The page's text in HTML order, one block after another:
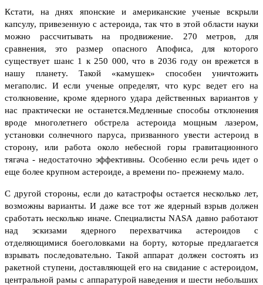
Кстати, на днях японские и американские ученые вскрыли
капсулу, привезенную с астероида, так что в этой области науки
можно рассчитывать на продвижение.
270 метров, для
сравнения, это размер опасного Апофиса, для которого
существует шанс 1 к 250 000, что в 2036 году он врежется в
нашу планету. Такой «камушек» способен уничтожить
мегаполис. И если ученые определят, что курс ведет его на
столкновение, кроме ядерного удара действенных вариантов у
нас практически не останется.Медленные способы отклонения
вроде многолетнего обстрела астероида мощным лазером,
установки солнечного паруса, призванного увести астероид в
сторону, или работа около небесной горы гравитационного
тягача - недостаточно эффективны. Особенно если речь идет о
еще более крупном астероиде, а времени по- прежнему мало.
С другой стороны, если до катастрофы остается несколько лет,
возможны варианты. И даже все тот же ядерный взрыв должен
сработать несколько иначе. СпециалистыNASA давно работают
над эскизами ядерного перехватчика астероидов с
отделяющимися боеголовками на борту, которые предлагается
взрывать последовательно. Такой аппарат должен состоять из
ракетной ступени, доставляющей его на свидание с астероидом,
центральной рамы с аппаратурой наведения и шести небольших